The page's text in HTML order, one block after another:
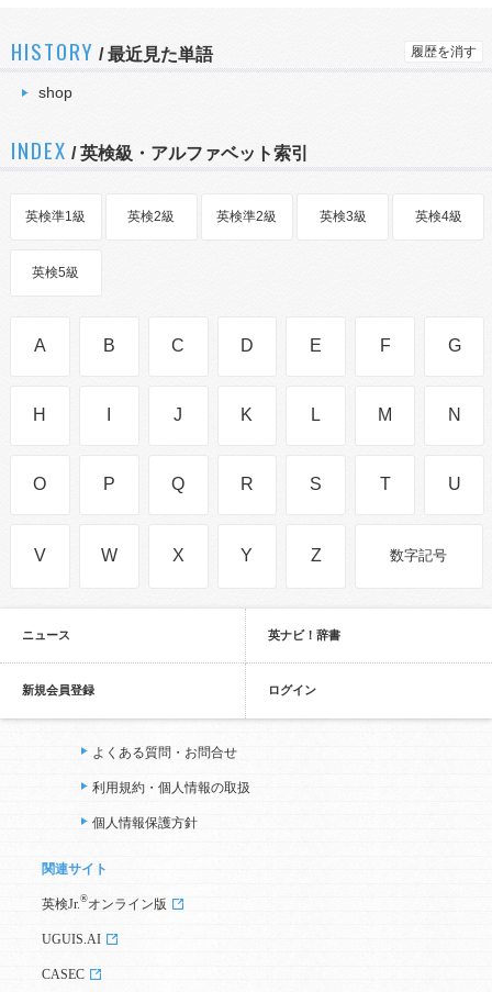
HISTORY /最近見た単語 履歴を消す
shop
INDEX / 英検級・アルファベット索引
英検準1級 英検2級 英検準2級 英検3級 英検4級
英検5級
A B C D E F G
H J K L M N
O P Q R S T U
V W X Y Z 数字記号
ニュース 英ナビ！辞書
新規会員登録 ログイン
よくある質問・お問合せ
利用規約・個人情報の取扱
個人情報保護方針
関連サイト
英検Jr. ®オンライン版
UGUIS.AI
CASEC